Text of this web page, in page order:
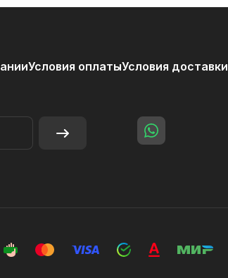
Условия оплатыУсловия доставки